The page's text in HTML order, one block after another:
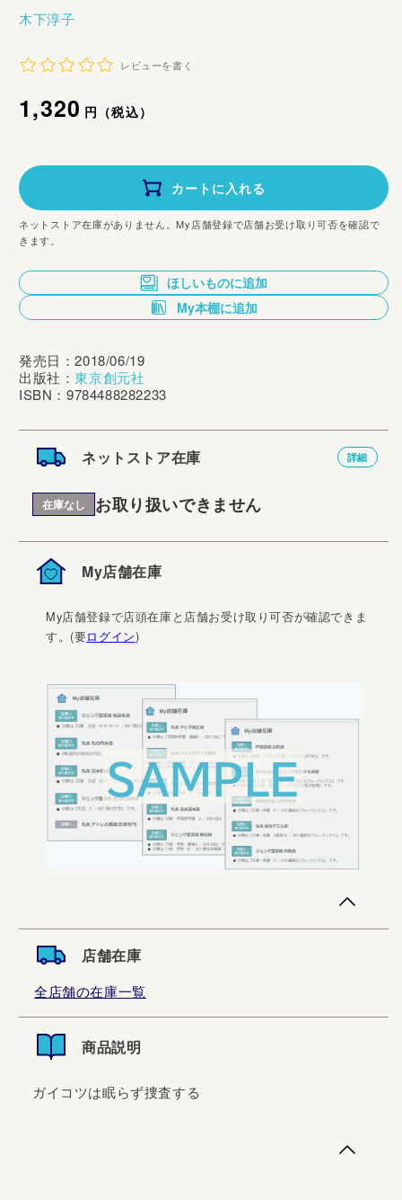
木下淳子
レビューを書く
通
価
格
1,320円（税込）
カートに入れる
ネットストア在庫がありません。My店舗登録で店舗お受け取り可否を確認で
きます。
ほしいものに追加
My本棚に追加
発売日：2018/06/19
出版社：東京創元社
ISBN：9784488282233
ネットストア在庫 詳細
在庫なし お取り扱いできません
My店舗在庫
My店舗登録で店頭在庫と店舗お受け取り可否が確認できま
す。(要ログイン)
店舗在庫
全店舗の在庫一覧
商品説明
ガイコツは眠らず捜査する